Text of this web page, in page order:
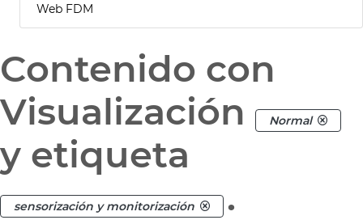
Web FDM
Contenido con
Visualización
Normal
y etiqueta
sensorización y monitorización .